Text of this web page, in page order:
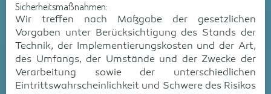
Sicherheitsmaßnahmen:
Wir treffen nach Maßgabe der gesetzlichen
Vorgaben unter Berücksichtigung des Stands der
Technik, der Implementierungskosten und der Art,
des Umfangs, der Umstände und der Zwecke der
Verarbeitung sowie der unterschiedlichen
Eintrittswahrscheinlichkeit und Schwere des Risikos